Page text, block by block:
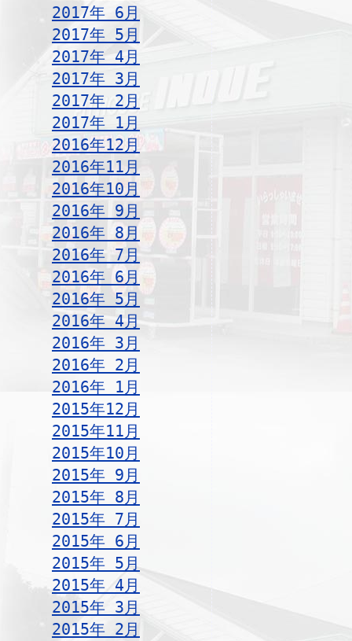
2017年 6月
2017年 5月
2017年 4月
2017年 3月
2017年 2月
2017年 1月
2016年12月
2016年11月
2016年10月
2016年 9月
2016年 8月
2016年 7月
2016年 6月
2016年 5月
2016年 4月
2016年 3月
2016年 2月
2016年 1月
2015年12月
2015年11月
2015年10月
2015年 9月
2015年 8月
2015年 7月
2015年 6月
2015年 5月
2015年 4月
2015年 3月
2015年 2月